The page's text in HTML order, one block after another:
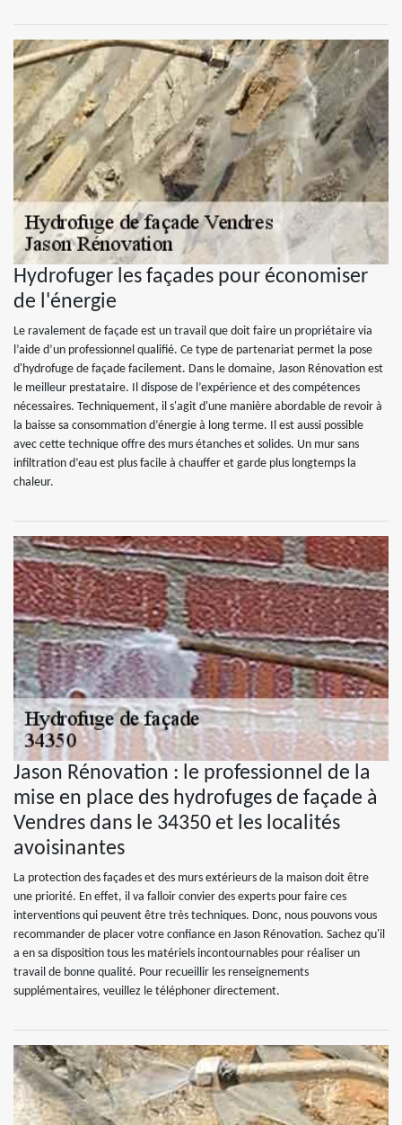
Hydrofuger les façades pour économiser
de l'énergie
Le ravalement de façade est un travail que doit faire un propriétaire via
l’aide d’un professionnel qualifié. Ce type de partenariat permet la pose
d'hydrofuge de façade facilement. Dans le domaine, Jason Rénovation est
le meilleur prestataire. Il dispose de l’expérience et des compétences
nécessaires. Techniquement, il s'agit d'une manière abordable de revoir à
la baisse sa consommation d’énergie à long terme. Il est aussi possible
avec cette technique offre des murs étanches et solides. Un mur sans
infiltration d’eau est plus facile à chauffer et garde plus longtemps la
chaleur.
Jason Rénovation : le professionnel de la
mise en place des hydrofuges de façade à
Vendres dans le 34350 et les localités
avoisinantes
La protection des façades et des murs extérieurs de la maison doit être
une priorité. En effet, il va falloir convier des experts pour faire ces
interventions qui peuvent être très techniques. Donc, nous pouvons vous
recommander de placer votre confiance en Jason Rénovation. Sachez qu'il
a en sa disposition tous les matériels incontournables pour réaliser un
travail de bonne qualité. Pour recueillir les renseignements
supplémentaires, veuillez le téléphoner directement.